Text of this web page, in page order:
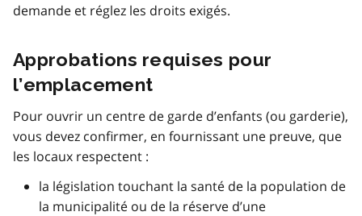
demande et réglez les droits exigés.
Approbations requises pour
l’emplacement
Pour ouvrir un centre de garde d’enfants (ou garderie),
vous devez confirmer, en fournissant une preuve, que
les locaux respectent :
la législation touchant la santé de la population de
la municipalité ou de la réserve d’une